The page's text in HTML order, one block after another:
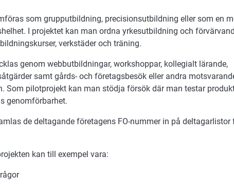
som grupputbildning, precisionsutbildning eller som en
I projektet kan man ordna yrkesutbildning och
verkstäder och träning.
genom webbutbildningar, workshoppar, kollegialt lärande,
samt gårds- och företagsbesök eller andra
Som pilotprojekt kan man stödja försök där man testar
genomförbarhet.
de deltagande företagens FO-nummer in på deltagarlistor
kan till exempel vara: